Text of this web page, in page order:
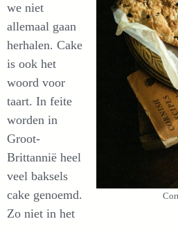
we niet
allemaal gaan
herhalen. Cake
is ook het
woord voor
taart. In feite
worden in
Groot-
Brittannië heel
veel baksels
cake genoemd.
Zo niet in het